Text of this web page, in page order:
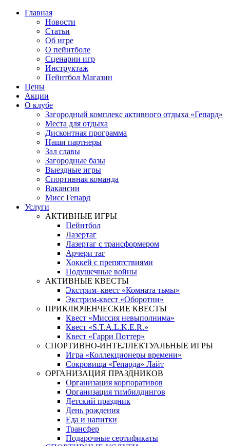
Главная
Новости
Статьи
Об игре
О пейнтболе
Сценарии игр
Инструктаж
Пейнтбол Магазин
Цены
Акции
О клубе
Загородный комплекс активного отдыха «Гепард»
Места для отдыха
Дисконтная программа
Наши партнеры
Зал славы
Загородные базы
Выездные игры
Спортивная команда
Вакансии
Мисс Гепард
Услуги
АКТИВНЫЕ ИГРЫ
Пейнтбол
Лазертаг
Лазертаг с трансформером
Арчери таг
Хоккей с препятствиями
Подушечные войны
АКТИВНЫЕ КВЕСТЫ
Экстрим–квест «Комната тьмы»
Экстрим-квест «Оборотни»
ПРИКЛЮЧЕНЧЕСКИЕ КВЕСТЫ
Квест «Миссия невыполнима»
Квест «S.T.A.L.K.E.R.»
Квест «Гарри Поттер»
СПОРТИВНО-ИНТЕЛЛЕКТУАЛЬНЫЕ ИГРЫ
Игра «Коллекционеры времени»
Сокровища «Гепарда» Лайт
ОРГАНИЗАЦИЯ ПРАЗДНИКОВ
Организация корпоративов
Организация тимбилдингов
Детский праздник
День рождения
Еда и напитки
Трансфер
Подарочные сертификаты